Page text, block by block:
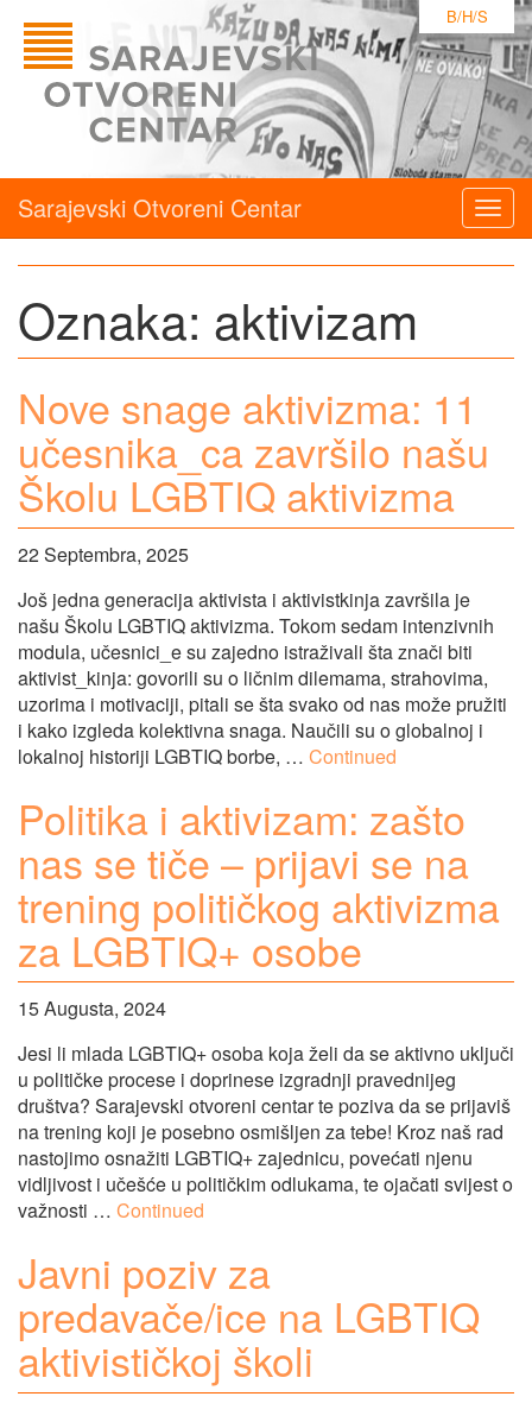
B/H/S
Sarajevski Otvoreni Centar
Oznaka: aktivizam
Nove snage aktivizma: 11
učesnika_ca završilo našu
Školu LGBTIQ aktivizma
22 Septembra, 2025
Još jedna generacija aktivista i aktivistkinja završila je
našu Školu LGBTIQ aktivizma. Tokom sedam intenzivnih
modula, učesnici_e su zajedno istraživali šta znači biti
aktivist_kinja: govorili su o ličnim dilemama, strahovima,
uzorima i motivaciji, pitali se šta svako od nas može pružiti
i kako izgleda kolektivna snaga. Naučili su o globalnoj i
lokalnoj historiji LGBTIQ borbe, … Continued
Politika i aktivizam: zašto
nas se tiče – prijavi se na
trening političkog aktivizma
za LGBTIQ+ osobe
15 Augusta, 2024
Jesi li mlada LGBTIQ+ osoba koja želi da se aktivno uključi
u političke procese i doprinese izgradnji pravednijeg
društva? Sarajevski otvoreni centar te poziva da se prijaviš
na trening koji je posebno osmišljen za tebe! Kroz naš rad
nastojimo osnažiti LGBTIQ+ zajednicu, povećati njenu
vidljivost i učešće u političkim odlukama, te ojačati svijest o
važnosti … Continued
Javni poziv za
predavače/ice na LGBTIQ
aktivističkoj školi